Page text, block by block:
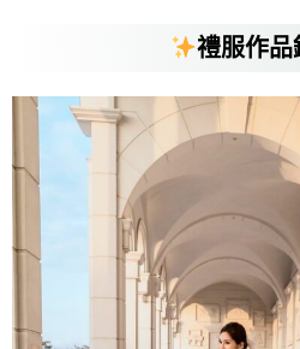
禮服作品